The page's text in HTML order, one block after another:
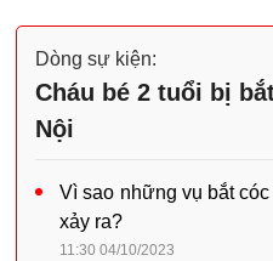
Dòng sự kiện:
Cháu bé 2 tuổi bị
Nội
Vì sao những vụ bắt
xảy ra?
11:30 04/10/2023